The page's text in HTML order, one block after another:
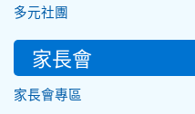
多元社團
家長會
家長會專區